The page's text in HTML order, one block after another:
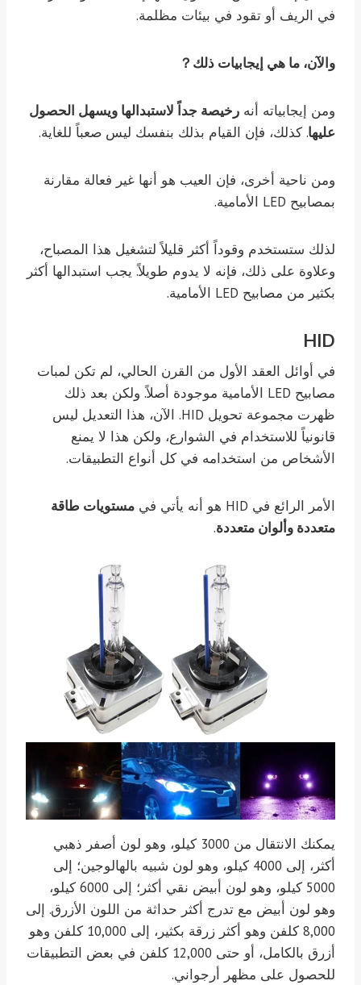
في الريف أو تقود في بيئات مظلمة.
والآن، ما هي إيجابيات ذلك？
ومن إيجابياته أنه رخيصة جداً لاستبدالها ويسهل الحصول
عليها. كذلك، فإن القيام بذلك بنفسك ليس صعباً للغاية.
ومن ناحية أخرى، فإن العيب هو أنها غير فعالة مقارنة
بمصابيح LED الأمامية.
لذلك ستستخدم وقوداً أكثر قليلاً لتشغيل هذا المصباح،
وعلاوة على ذلك، فإنه لا يدوم طويلاً. يجب استبدالها أكثر
بكثير من مصابيح LED الأمامية.
HID
في أوائل العقد الأول من القرن الحالي، لم تكن لمبات
مصابيح LED الأمامية موجودة أصلاً. ولكن بعد ذلك
ظهرت مجموعة تحويل HID. الآن، هذا التعديل ليس
قانونياً للاستخدام في الشوارع، ولكن هذا لا يمنع
الأشخاص من استخدامه في كل أنواع التطبيقات.
الأمر الرائع في HID هو أنه يأتي في
مستويات طاقة
متعددة وألوان متعددة.
يمكنك الانتقال من 3000 كيلو، وهو لون أصفر ذهبي
أكثر، إلى 4000 كيلو، وهو لون شبيه بالهالوجين؛ إلى
5000 كيلو، وهو لون أبيض نقي أكثر؛ إلى 6000 كيلو،
وهو لون أبيض مع تدرج أكثر حداثة من اللون الأزرق. إلى
8,000 كلفن وهو أكثر زرقة بكثير، إلى 10,000 كلفن وهو
أزرق بالكامل، أو حتى 12,000 كلفن في بعض التطبيقات
للحصول على مظهر أرجواني.